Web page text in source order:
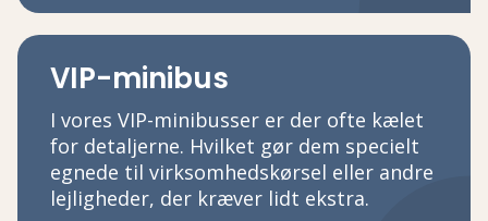
VIP-minibus
I vores VIP-minibusser er der ofte kælet
for detaljerne. Hvilket gør dem specielt
egnede til virksomhedskørsel eller andre
lejligheder, der kræver lidt ekstra.